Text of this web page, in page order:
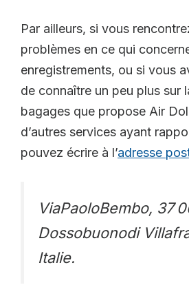
Par ailleurs, si vous
problèmes en ce qui
enregistrements, ou si vous
de connaître un peu plus sur
bagages que propose Air
d’autres services ayant
pouvez écrire à l’adresse
ViaPaoloBembo, 37
Dossobuonodi
Italie.